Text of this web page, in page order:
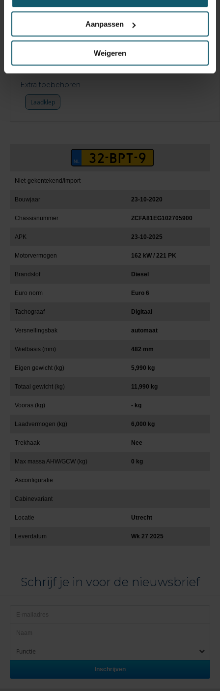
Aanpassen
Weigeren
1500
Keuringsdatum opbouw
Extra toebehoren
Laadklep
Niet-gekentekend/import
Bouwjaar 23-10-2020
Chassisnummer ZCFA81EG102705900
APK 23-10-2025
Motorvermogen 162 kW / 221 PK
Brandstof Diesel
Euro norm Euro 6
Tachograaf Digitaal
Versnellingsbak automaat
Wielbasis (mm) 482 mm
Eigen gewicht (kg) 5,990 kg
Totaal gewicht (kg) 11,990 kg
Vooras (kg) - kg
Laadvermogen (kg) 6,000 kg
Trekhaak Nee
Max massa AHW/GCW (kg) 0 kg
Asconfiguratie
Cabinevariant
Locatie Utrecht
Leverdatum Wk 27 2025
Schrijf je in voor de nieuwsbrief
Functie
Inschrijven